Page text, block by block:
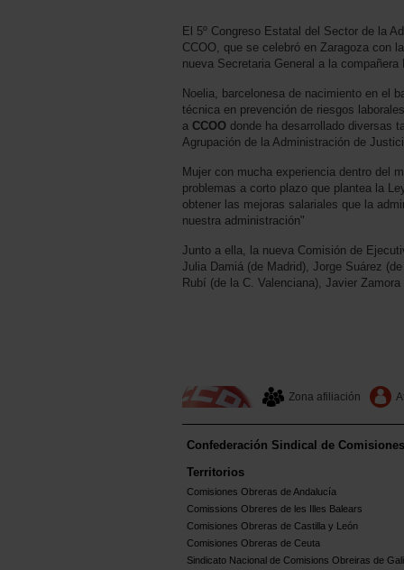
El 5º Congreso Estatal del Sector de la
CCOO, que se celebró en Zaragoza con
nueva Secretaria General a la compañera
Noelia, barcelonesa de nacimiento en el
técnica en prevención de riesgos
a CCOO donde ha desarrollado diversas
Agrupación de la Administración de
Mujer con mucha experiencia dentro del
problemas a corto plazo que plantea la
obtener las mejoras salariales que la
nuestra administración"
Junto a ella, la nueva Comisión de
Julia Damiá (de Madrid), Jorge Suárez
Rubí (de la C. Valenciana), Javier
Zona afiliación
Confederación Sindical de
Territorios
Comisiones Obreras de Andalucía
Comissions Obreres de les Illes Balears
Comisiones Obreras de Castilla y León
Comisiones Obreras de Ceuta
Sindicato Nacional de Comisions Obreiras de